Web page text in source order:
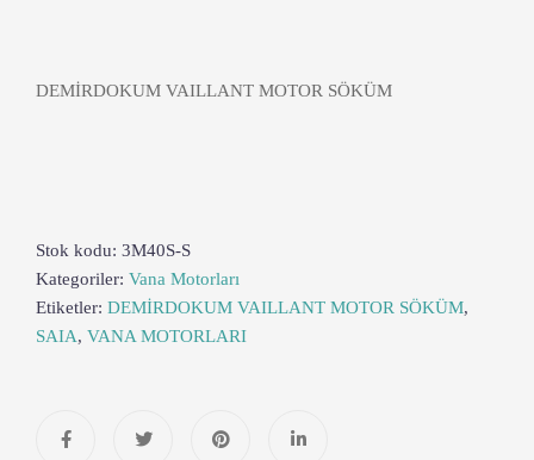
DEMİRDOKUM VAILLANT MOTOR SÖKÜM
Stok kodu: 3M40S-S
Kategoriler: Vana Motorları
Etiketler: DEMİRDOKUM VAILLANT MOTOR SÖKÜM,
SAIA, VANA MOTORLARI